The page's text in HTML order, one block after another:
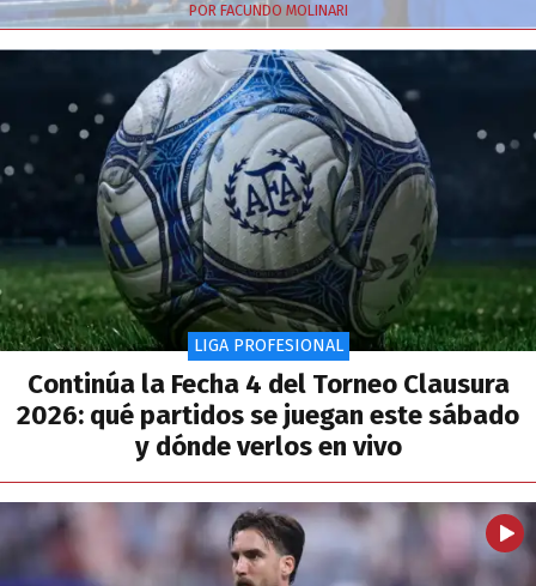
POR FACUNDO MOLINARI
LIGA PROFESIONAL
Continúa la Fecha 4 del Torneo Clausura
2026: qué partidos se juegan este sábado
y dónde verlos en vivo